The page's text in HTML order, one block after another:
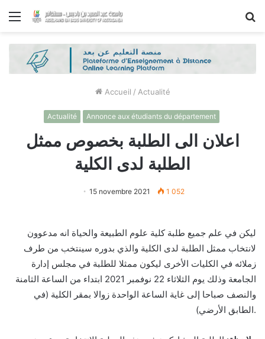
Menu
Accueil / Actualité
Actualité Annonce aux étudiants du département
اعلان الى الطلبة بخصوص ممثل
الطلبة لدى الكلية
15 novembre 2021 1 052
ليكن في علم جميع طلبة كلية علوم الطبيعة والحياة انه مدعوون
لانتخاب ممثل الطلبة لدى الكلية والذي بدوره سينتخب من طرف
زملائه في الكليات الأخرى ليكون ممثلا للطلبة في مجلس إدارة
الجامعة وذلك يوم الثلاثاء 22 نوفمبر 2021 ابتداء من الساعة الثامنة
والنصف صباحا إلى غاية الساعة الواحدة زوالا بمقر الكلية (في
الطابق الأرضي).